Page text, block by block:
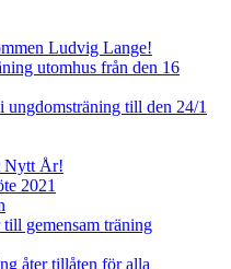
Ludvig Lange!
utomhus från den 16
ungdomsträning till den 24/1
Nytt År!
2021
gemensam träning
åter tillåten för alla